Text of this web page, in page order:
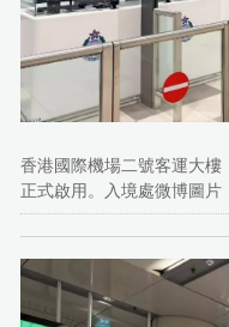
香港國際機場二號客運大
正式啟用。入境處微博圖片